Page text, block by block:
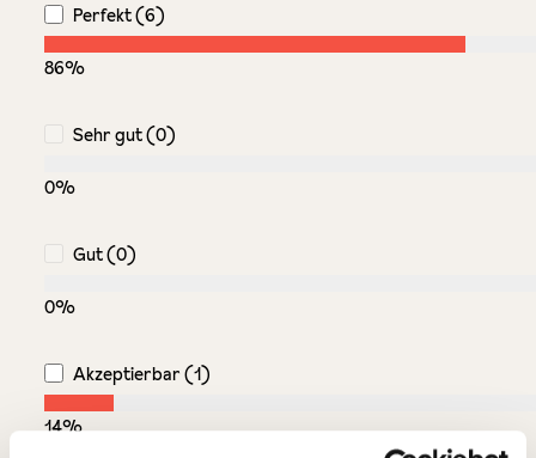
Perfekt (6)
86%
Sehr gut (0)
0%
Gut (0)
0%
Akzeptierbar (1)
14%